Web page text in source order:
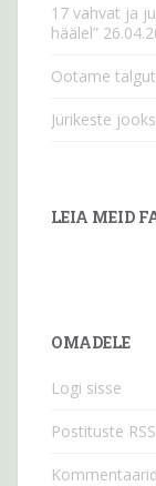
17 vahvat ja
häälel”
Ootame
Jürikeste jooks
LEIA MEID
OMADELE
Logi sisse
Postituste RSS